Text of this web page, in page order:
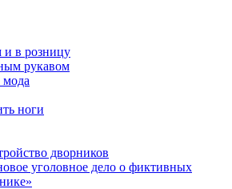
и в розницу
рукавом
мода
ноги
уголовное дело о фиктивных